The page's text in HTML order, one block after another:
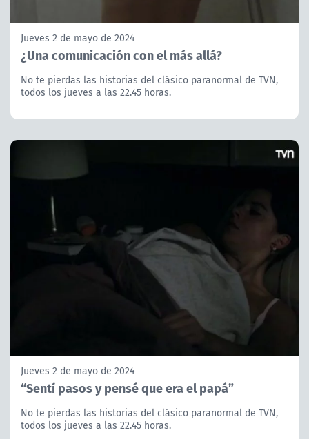
Jueves 2 de mayo de 2024
¿Una comunicación con el más allá?
No te pierdas las historias del clásico paranormal de TVN,
todos los jueves a las 22.45 horas.
Jueves 2 de mayo de 2024
“Sentí pasos y pensé que era el papá”
No te pierdas las historias del clásico paranormal de TVN,
todos los jueves a las 22.45 horas.